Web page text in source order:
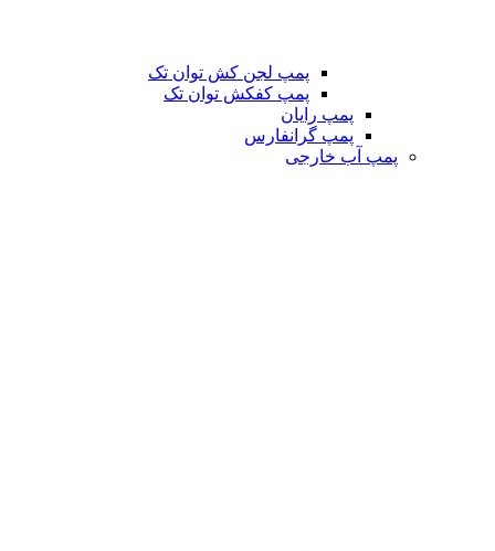
پمپ لجن کش توان تک
پمپ کفکش توان تک
پمپ رایان
پمپ گرانفارس
پمپ آب خارجی